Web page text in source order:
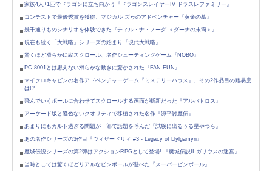
家族4人+1匹でドラゴンに立ち向かう『ドラゴンスレイヤーIV ドラスレファミリー』
コンテストで最優秀賞を獲得、マジカル ズゥのアドベンチャー『黄金の墓』
幾千通りものシナリオを体験できた『ティル・ナ・ノーグ ＜ダーナの末裔＞』
現在も続く「大戦略」シリーズの始まり『現代大戦略』
驚くほど滑らかに縦スクロール、名作シューティングゲーム『NOBO』
PC-8001とは思えない滑らかな動きに驚かされた『FAN FUN』
マイクロキャビンの名作アドベンチャーゲーム『ミステリーハウス』、その2作品目の難易度
は!?
飛んでいくボールに合わせてスクロールする画面が斬新だった『アルバトロス』
アーケード版と遜色ないクオリティで移植された名作『源平討魔伝』
あまりにもカルト過ぎる問題が一部で話題を呼んだ『試験に出るうる星やつら』
あの名作シリーズの3作目『ウィザードリィ #3 - Legacy of Llylgamyn』
魔城伝説シリーズの第2弾はアクションRPGとして登場! 『魔城伝説II ガリウスの迷宮』
当時としては驚くほどリアルなピンボールが遊べた『スーパーピンボール』